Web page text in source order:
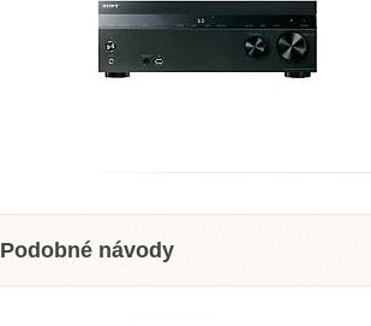
Podobné návody